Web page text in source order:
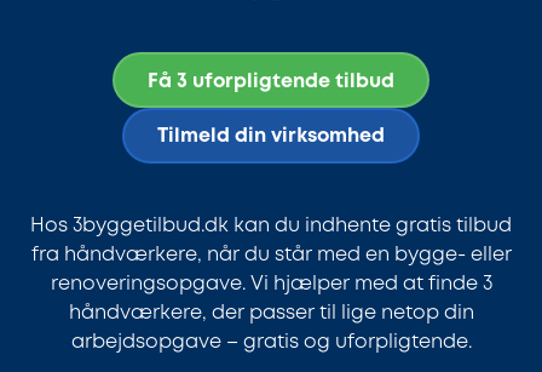
Få 3 uforpligtende tilbud
Tilmeld din virksomhed
Hos 3byggetilbud.dk kan du indhente gratis tilbud
fra håndværkere, når du står med en bygge- eller
renoveringsopgave. Vi hjælper med at finde 3
håndværkere, der passer til lige netop din
arbejdsopgave – gratis og uforpligtende.